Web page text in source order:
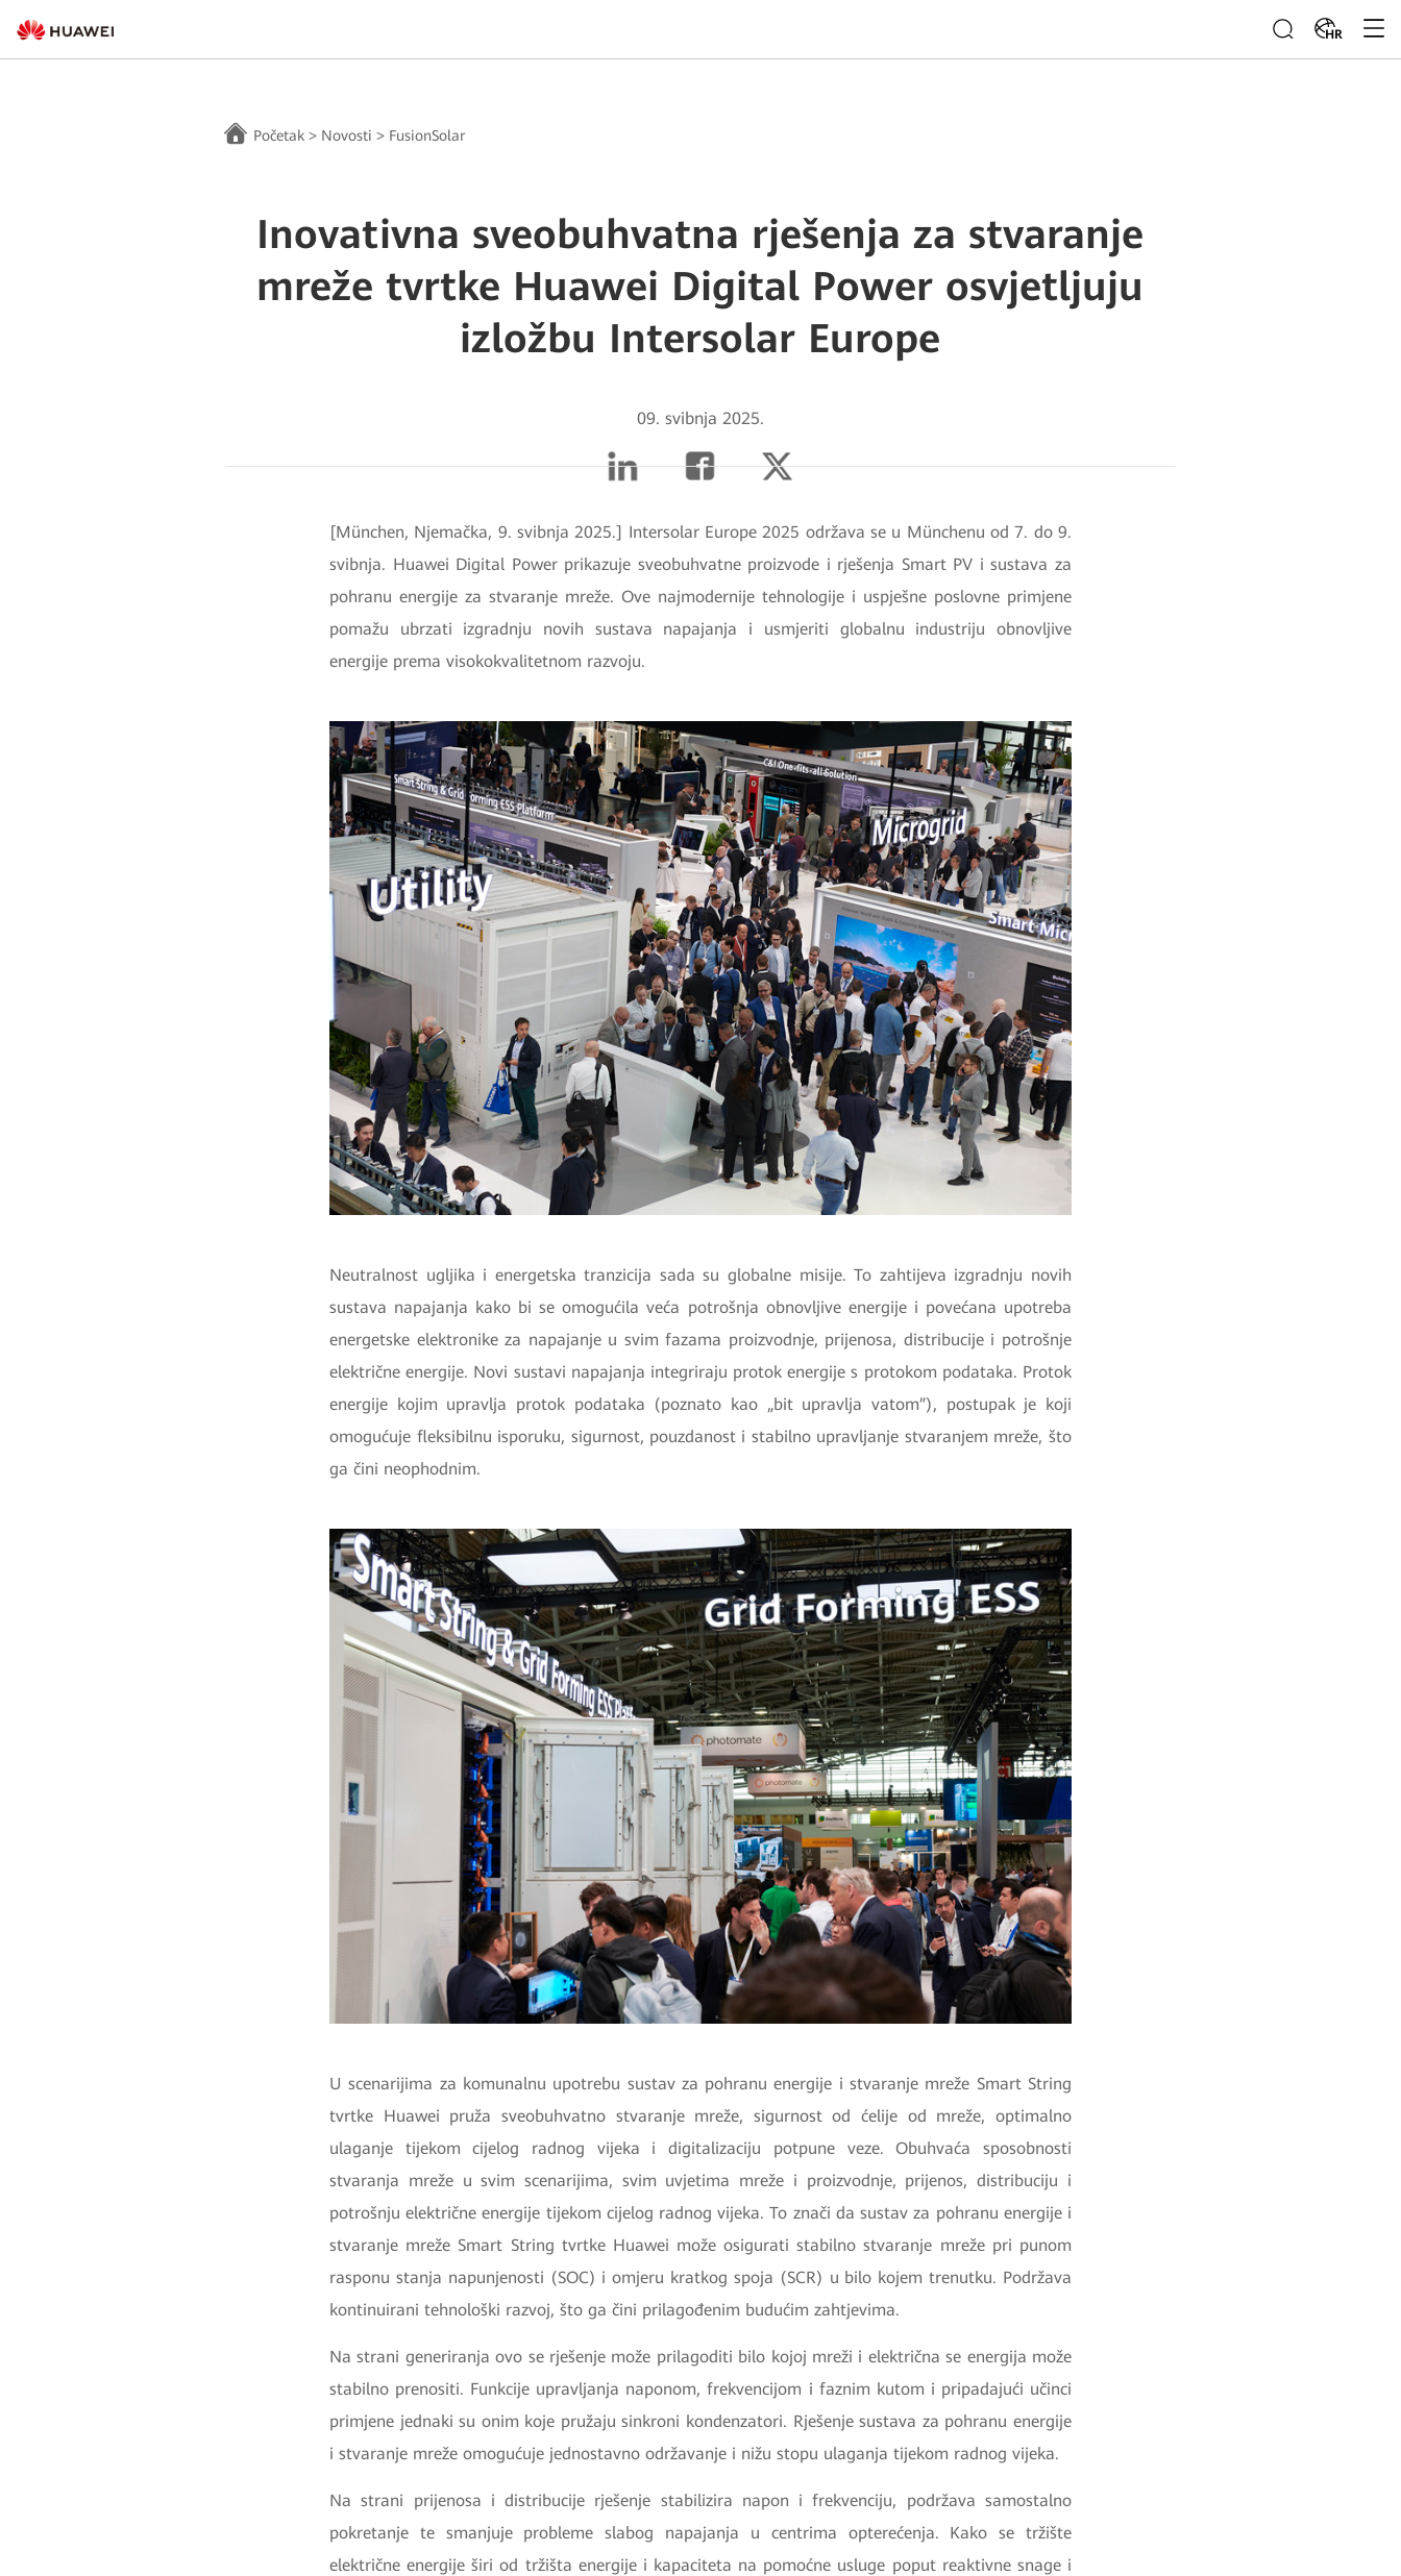
HR
Početak > Novosti > FusionSolar
Inovativna sveobuhvatna rješenja za stvaranje
mreže tvrtke Huawei Digital Power osvjetljuju
izložbu Intersolar Europe
09. svibnja 2025.
[München, Njemačka, 9. svibnja 2025.] Intersolar Europe 2025 održava se u Münchenu od 7. do 9.
svibnja. Huawei Digital Power prikazuje sveobuhvatne proizvode i rješenja Smart PV i sustava za
pohranu energije za stvaranje mreže. Ove najmodernije tehnologije i uspješne poslovne primjene
pomažu ubrzati izgradnju novih sustava napajanja i usmjeriti globalnu industriju obnovljive
energije prema visokokvalitetnom razvoju.
Neutralnost ugljika i energetska tranzicija sada su globalne misije. To zahtijeva izgradnju novih
sustava napajanja kako bi se omogućila veća potrošnja obnovljive energije i povećana upotreba
energetske elektronike za napajanje u svim fazama proizvodnje, prijenosa, distribucije i potrošnje
električne energije. Novi sustavi napajanja integriraju protok energije s protokom podataka. Protok
energije kojim upravlja protok podataka (poznato kao „bit upravlja vatom”), postupak je koji
omogućuje fleksibilnu isporuku, sigurnost, pouzdanost i stabilno upravljanje stvaranjem mreže, što
ga čini neophodnim.
U scenarijima za komunalnu upotrebu sustav za pohranu energije i stvaranje mreže Smart String
tvrtke Huawei pruža sveobuhvatno stvaranje mreže, sigurnost od ćelije od mreže, optimalno
ulaganje tijekom cijelog radnog vijeka i digitalizaciju potpune veze. Obuhvaća sposobnosti
stvaranja mreže u svim scenarijima, svim uvjetima mreže i proizvodnje, prijenos, distribuciju i
potrošnju električne energije tijekom cijelog radnog vijeka. To znači da sustav za pohranu energije i
stvaranje mreže Smart String tvrtke Huawei može osigurati stabilno stvaranje mreže pri punom
rasponu stanja napunjenosti (SOC) i omjeru kratkog spoja (SCR) u bilo kojem trenutku. Podržava
kontinuirani tehnološki razvoj, što ga čini prilagođenim budućim zahtjevima.
Na strani generiranja ovo se rješenje može prilagoditi bilo kojoj mreži i električna se energija može
stabilno prenositi. Funkcije upravljanja naponom, frekvencijom i faznim kutom i pripadajući učinci
primjene jednaki su onim koje pružaju sinkroni kondenzatori. Rješenje sustava za pohranu energije
i stvaranje mreže omogućuje jednostavno održavanje i nižu stopu ulaganja tijekom radnog vijeka.
Na strani prijenosa i distribucije rješenje stabilizira napon i frekvenciju, podržava samostalno
pokretanje te smanjuje probleme slabog napajanja u centrima opterećenja. Kako se tržište
električne energije širi od tržišta energije i kapaciteta na pomoćne usluge poput reaktivne snage i